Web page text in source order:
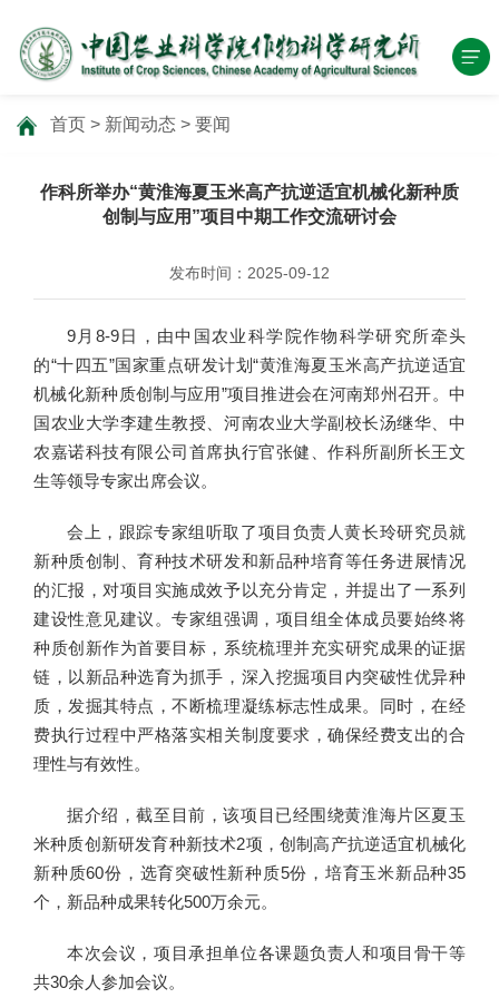
首页 > 新闻动态 > 要闻
作科所举办“黄淮海夏玉米高产抗逆适宜机械化新种质
创制与应用”项目中期工作交流研讨会
发布时间：2025-09-12
9月8-9日，由中国农业科学院作物科学研究所牵头
的“十四五”国家重点研发计划“黄淮海夏玉米高产抗逆适宜
机械化新种质创制与应用”项目推进会在河南郑州召开。中
国农业大学李建生教授、河南农业大学副校长汤继华、中
农嘉诺科技有限公司首席执行官张健、作科所副所长王文
生等领导专家出席会议。
会上，跟踪专家组听取了项目负责人黄长玲研究员就
新种质创制、育种技术研发和新品种培育等任务进展情况
的汇报，对项目实施成效予以充分肯定，并提出了一系列
建设性意见建议。专家组强调，项目组全体成员要始终将
种质创新作为首要目标，系统梳理并充实研究成果的证据
链，以新品种选育为抓手，深入挖掘项目内突破性优异种
质，发掘其特点，不断梳理凝练标志性成果。同时，在经
费执行过程中严格落实相关制度要求，确保经费支出的合
理性与有效性。
据介绍，截至目前，该项目已经围绕黄淮海片区夏玉
米种质创新研发育种新技术2项，创制高产抗逆适宜机械化
新种质60份，选育突破性新种质5份，培育玉米新品种35
个，新品种成果转化500万余元。
本次会议，项目承担单位各课题负责人和项目骨干等
共30余人参加会议。